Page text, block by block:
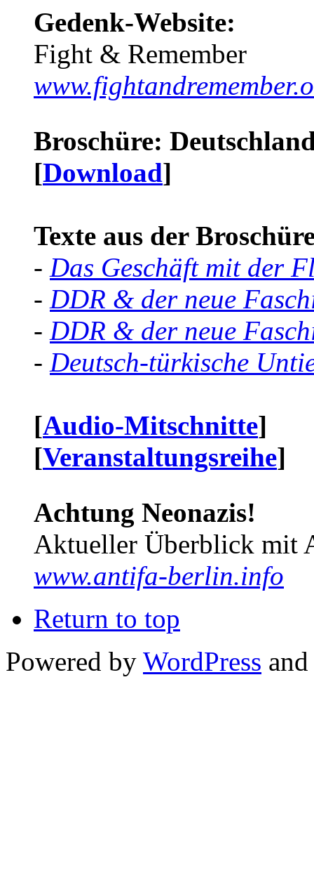
Gedenk-Website:
Fight & Remember
Broschüre:
[Download]
Texte aus der
- Das Geschäft mit der
- DDR & der neue
- DDR & der neue
- Deutsch-türkische
[Audio-Mitschnitte]
[Veranstaltungsreihe]
Achtung Neonazis!
Aktueller Überblick mit
www.antifa-berlin.info
Return to top
Powered by WordPress